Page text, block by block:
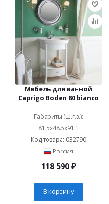
Мебель для ванной
Caprigo Boden 80 bianco
Габариты (ш.г.в.):
81.5x48.5x91.3
Код товара: 032790
Россия
118 590₽
В корзину